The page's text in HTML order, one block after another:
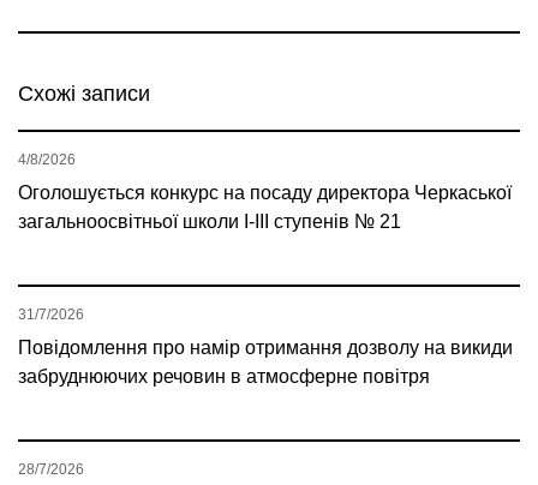
Схожі записи
Оголошується конкурс на посаду директора Черкаської
загальноосвітньої школи І-ІІІ ступенів № 21
4/8/2026
Повідомлення про намір отримання дозволу на викиди
забруднюючих речовин в атмосферне повітря
31/7/2026
28/7/2026